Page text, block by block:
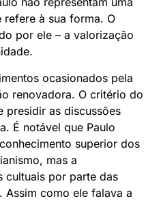
refere à sua forma. O
por ele – a valorização
ocasionados pela
renovadora. O critério do
presidir as discussões
É notável que Paulo
superior dos
mas a
cultuais por parte das
Assim como ele falava a